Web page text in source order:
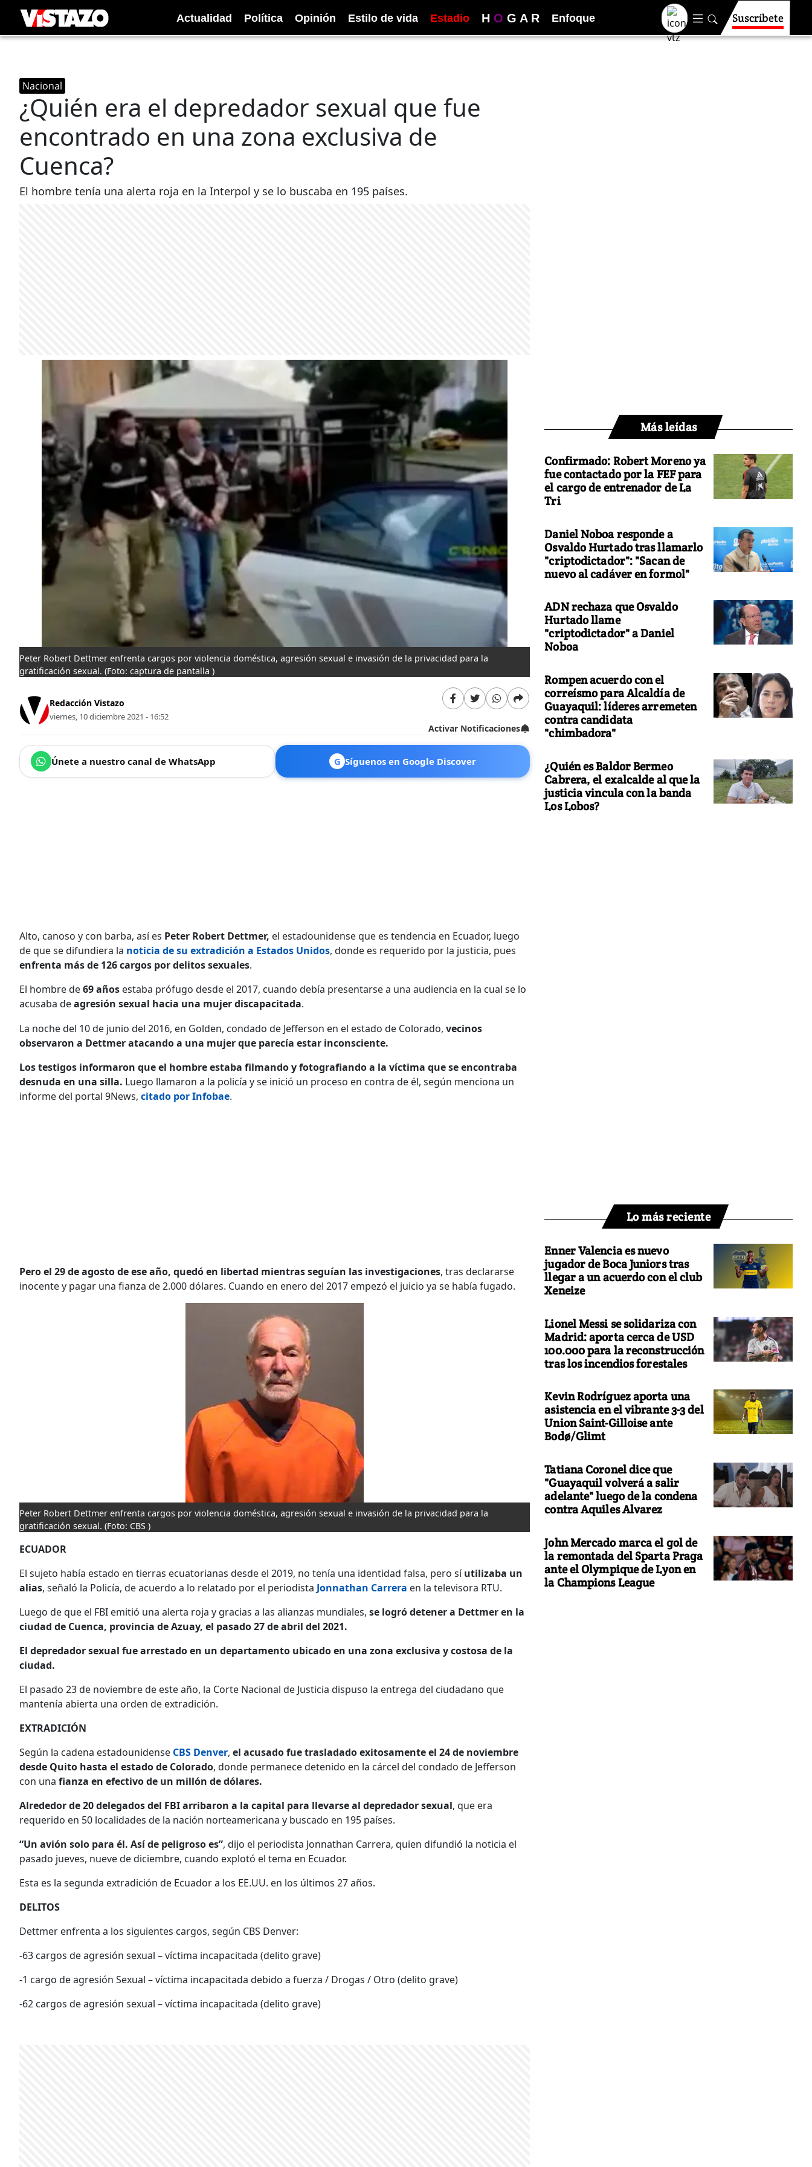
Actualidad Política Opinión Estilo de vida Estadio H O G A R Enfoque Suscríbete
Nacional
¿Quién era el depredador sexual que fue
encontrado en una zona exclusiva de
Cuenca?
El hombre tenía una alerta roja en la Interpol y se lo buscaba en 195 países.
Peter Robert Dettmer enfrenta cargos por violencia doméstica, agresión sexual e invasión de la privacidad para la
gratificación sexual. (Foto: captura de pantalla )
Redacción Vistazo
viernes, 10 diciembre 2021 - 16:52
Activar Notificaciones
Únete a nuestro canal de WhatsApp G Síguenos en Google Discover
Alto, canoso y con barba, así es Peter Robert Dettmer, el estadounidense que es tendencia en Ecuador, luego
de que se difundiera la noticia de su extradición a Estados Unidos, donde es requerido por la justicia, pues
enfrenta más de 126 cargos por delitos sexuales.
El hombre de69 años estaba prófugo desde el 2017, cuando debía presentarse a una audiencia en la cual se lo
acusaba deagresión sexual hacia una mujer discapacitada.
La noche del 10 de junio del 2016, en Golden, condado de Jefferson en el estado de Colorado, vecinos
observaron a Dettmer atacando a una mujer que parecía estar inconsciente.
Los testigos informaron que el hombre estaba filmando y fotografiando a la víctima que se encontraba
desnuda en una silla. Luego llamaron a la policía y se inició un proceso en contra de él, según menciona un
informe del portal 9News, citado por Infobae.
Pero el 29 de agosto de ese año, quedó en libertad mientras seguían las investigaciones, tras declararse
inocente y pagar una fianza de 2.000 dólares. Cuando en enero del 2017 empezó el juicio ya se había fugado.
Peter Robert Dettmer enfrenta cargos por violencia doméstica, agresión sexual e invasión de la privacidad para la
gratificación sexual. (Foto: CBS )
ECUADOR
El sujeto había estado en tierras ecuatorianas desde el 2019, no tenía una identidad falsa, pero síutilizaba un
alias, señaló la Policía, de acuerdo a lo relatado por el periodista Jonnathan Carrera en la televisora RTU.
Luego de que el FBI emitió una alerta roja y gracias a las alianzas mundiales, se logró detener a Dettmer en la
ciudad de Cuenca, provincia de Azuay, el pasado 27 de abril del 2021.
El depredador sexual fue arrestado en un departamento ubicado en una zona exclusiva y costosa de la
ciudad.
El pasado 23 de noviembre de este año, la Corte Nacional de Justicia dispuso la entrega del ciudadano que
mantenía abierta una orden de extradición.
EXTRADICIÓN
Según la cadena estadounidense CBS Denver, el acusado fue trasladado exitosamente el 24 de noviembre
desde Quito hasta el estado de Colorado, donde permanece detenido en la cárcel del condado de Jefferson
con una fianza en efectivo de un millón de dólares.
Alrededor de 20 delegados del FBI arribaron a la capital para llevarse al depredador sexual, que era
requerido en 50 localidades de la nación norteamericana y buscado en 195 países.
“Un avión solo para él. Así de peligroso es”, dijo el periodista Jonnathan Carrera, quien difundió la noticia el
pasado jueves, nueve de diciembre, cuando explotó el tema en Ecuador.
Esta es la segunda extradición de Ecuador a los EE.UU. en los últimos 27 años.
DELITOS
Dettmer enfrenta a los siguientes cargos, según CBS Denver:
-63 cargos de agresión sexual – víctima incapacitada (delito grave)
-1 cargo de agresión Sexual – víctima incapacitada debido a fuerza / Drogas / Otro (delito grave)
-62 cargos de agresión sexual – víctima incapacitada (delito grave)
Más leídas
Confirmado: Robert Moreno ya
fue contactado por la FEF para
el cargo de entrenador de La
Tri
Daniel Noboa responde a
Osvaldo Hurtado tras llamarlo
"criptodictador": "Sacan de
nuevo al cadáver en formol"
ADN rechaza que Osvaldo
Hurtado llame
"criptodictador" a Daniel
Noboa
Rompen acuerdo con el
correísmo para Alcaldía de
Guayaquil: líderes arremeten
contra candidata
"chimbadora"
¿Quién es Baldor Bermeo
Cabrera, el exalcalde al que la
justicia vincula con la banda
Los Lobos?
Lo más reciente
Enner Valencia es nuevo
jugador de Boca Juniors tras
llegar a un acuerdo con el club
Xeneize
Lionel Messi se solidariza con
Madrid: aporta cerca de USD
100.000 para la reconstrucción
tras los incendios forestales
Kevin Rodríguez aporta una
asistencia en el vibrante 3-3 del
Union Saint-Gilloise ante
Bodø/Glimt
Tatiana Coronel dice que
"Guayaquil volverá a salir
adelante" luego de la condena
contra Aquiles Alvarez
John Mercado marca el gol de
la remontada del Sparta Praga
ante el Olympique de Lyon en
la Champions League